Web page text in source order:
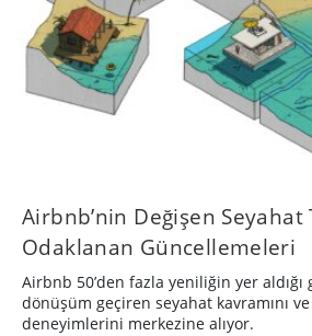
Airbnb’nin Değişen
Odaklanan Güncellemeleri
Airbnb 50’den fazla yeniliğin yer
dönüşüm geçiren seyahat kavramını
deneyimlerini merkezine alıyor.